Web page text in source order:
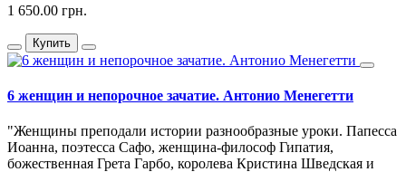
1 650.00 грн.
Купить
6 женщин и непорочное зачатие. Антонио Менегетти
"Женщины преподали истории разнообразные уроки. Папесса
Иоанна, поэтесса Сафо, женщина-философ Гипатия,
божественная Грета Гарбо, королева Кристина Шведская и